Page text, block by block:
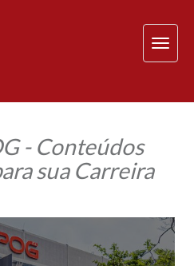
- Conteúdos
sua Carreira